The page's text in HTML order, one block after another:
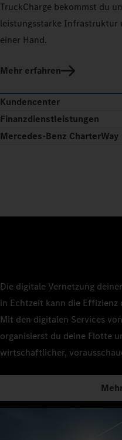
TruckCharge bekommst du
leistungsstarke Infrastruktur
einer Hand.
Mehr erfahren
Kundencenter
Finanzdienstleistungen
Mercedes-Benz CharterWay
Die digitale Vernetzung
in Echtzeit kann die
Mit den digitalen Services
organisierst du deine Flotte
wirtschaftlicher,